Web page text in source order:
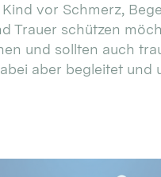
vor Schmerz,
Trauer schützen
und sollten auch
aber begleitet und